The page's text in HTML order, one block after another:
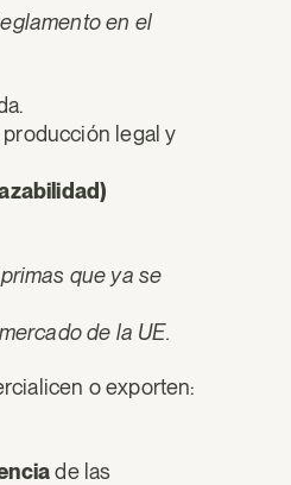
en el
legal y
que ya se
de la UE.
o exporten:
de las